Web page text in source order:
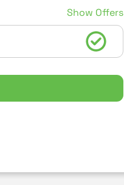
Show Offers